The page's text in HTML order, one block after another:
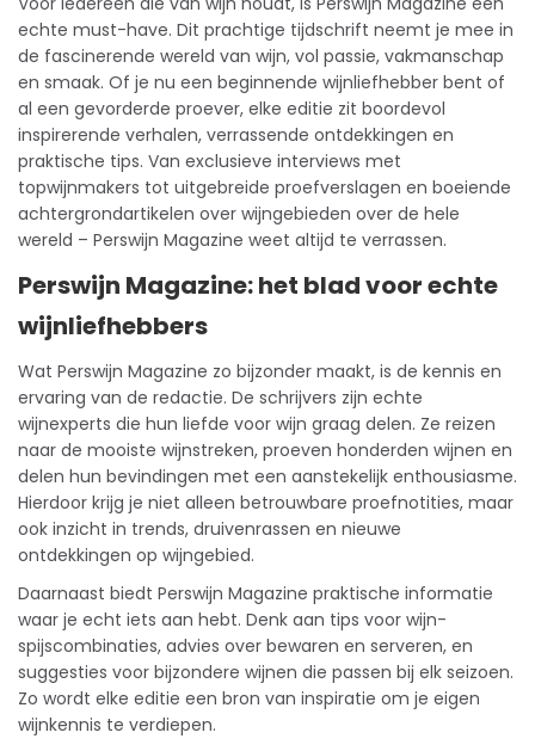
echte must-have. Dit prachtige tijdschrift neemt je mee in
de fascinerende wereld van wijn, vol passie, vakmanschap
en smaak. Of je nu een beginnende wijnliefhebber bent of
al een gevorderde proever, elke editie zit boordevol
inspirerende verhalen, verrassende ontdekkingen en
praktische tips. Van exclusieve interviews met
topwijnmakers tot uitgebreide proefverslagen en boeiende
achtergrondartikelen over wijngebieden over de hele
wereld – Perswijn Magazine weet altijd te verrassen.
Perswijn Magazine: het blad voor echte
wijnliefhebbers
Wat Perswijn Magazine zo bijzonder maakt, is de kennis en
ervaring van de redactie. De schrijvers zijn echte
wijnexperts die hun liefde voor wijn graag delen. Ze reizen
naar de mooiste wijnstreken, proeven honderden wijnen en
delen hun bevindingen met een aanstekelijk enthousiasme.
Hierdoor krijg je niet alleen betrouwbare proefnotities, maar
ook inzicht in trends, druivenrassen en nieuwe
ontdekkingen op wijngebied.
Daarnaast biedt Perswijn Magazine praktische informatie
waar je echt iets aan hebt. Denk aan tips voor wijn-
spijscombinaties, advies over bewaren en serveren, en
suggesties voor bijzondere wijnen die passen bij elk seizoen.
Zo wordt elke editie een bron van inspiratie om je eigen
wijnkennis te verdiepen.